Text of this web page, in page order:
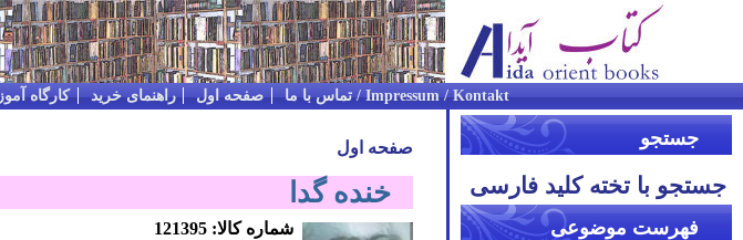
Impressum / Kontakt / تماس با ما صفحه اول راهنمای خرید کارگاه
جستجو
جستجو با تخته کلید فارسی
فهرست موضوعی
صفحه اول
خنده گدا
شماره کالا: 121395